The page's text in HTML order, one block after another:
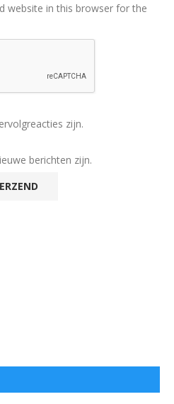
website in this browser for the
zijn.
berichten zijn.